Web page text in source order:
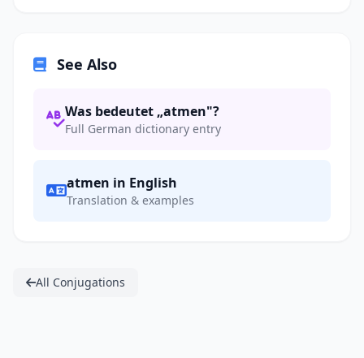
See Also
Was bedeutet „atmen"?
Full German dictionary entry
atmen in English
Translation & examples
All Conjugations